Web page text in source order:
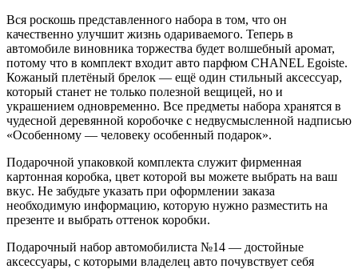
Вся роскошь представленного набора в том, что он
качественно улучшит жизнь одариваемого. Теперь в
автомобиле виновника торжества будет волшебный аромат,
потому что в комплект входит авто парфюм CHANEL Egoiste.
Кожаный плетёный брелок — ещё один стильный аксессуар,
который станет не только полезной вещицей, но и
украшением одновременно. Все предметы набора хранятся в
чудесной деревянной коробочке с недвусмысленной надписью
«Особенному — человеку особенный подарок».
Подарочной упаковкой комплекта служит фирменная
картонная коробка, цвет которой вы можете выбрать на ваш
вкус. Не забудьте указать при оформлении заказа
необходимую информацию, которую нужно разместить на
презенте и выбрать оттенок коробки.
Подарочный набор автомобилиста №14 — достойные
аксессуары, с которыми владелец авто почувствует себя